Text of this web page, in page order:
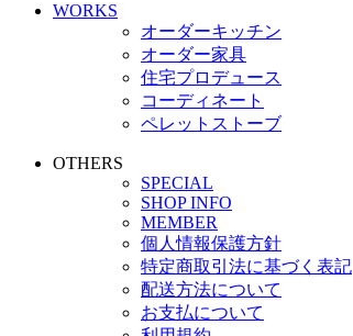
WORKS
オーダーキッチン
オーダー家具
住宅プロデュース
コーディネート
ペレットストーブ
OTHERS
SPECIAL
SHOP INFO
MEMBER
個人情報保護方針
特定商取引法に基づく表記
配送方法について
お支払について